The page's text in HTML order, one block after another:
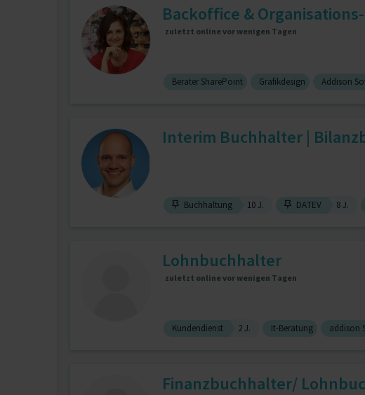
Backoffice &
zuletzt online vor wenigen Tagen
Berater SharePoint Grafikdesign Addison
Interim Buchhalter |
Buchhaltung 10 J. DATEV 8 J.
Lohnbuchhalter
zuletzt online vor wenigen Tagen
Kundendienst 2 J. It-Beratung addison
Finanzbuchhalter/